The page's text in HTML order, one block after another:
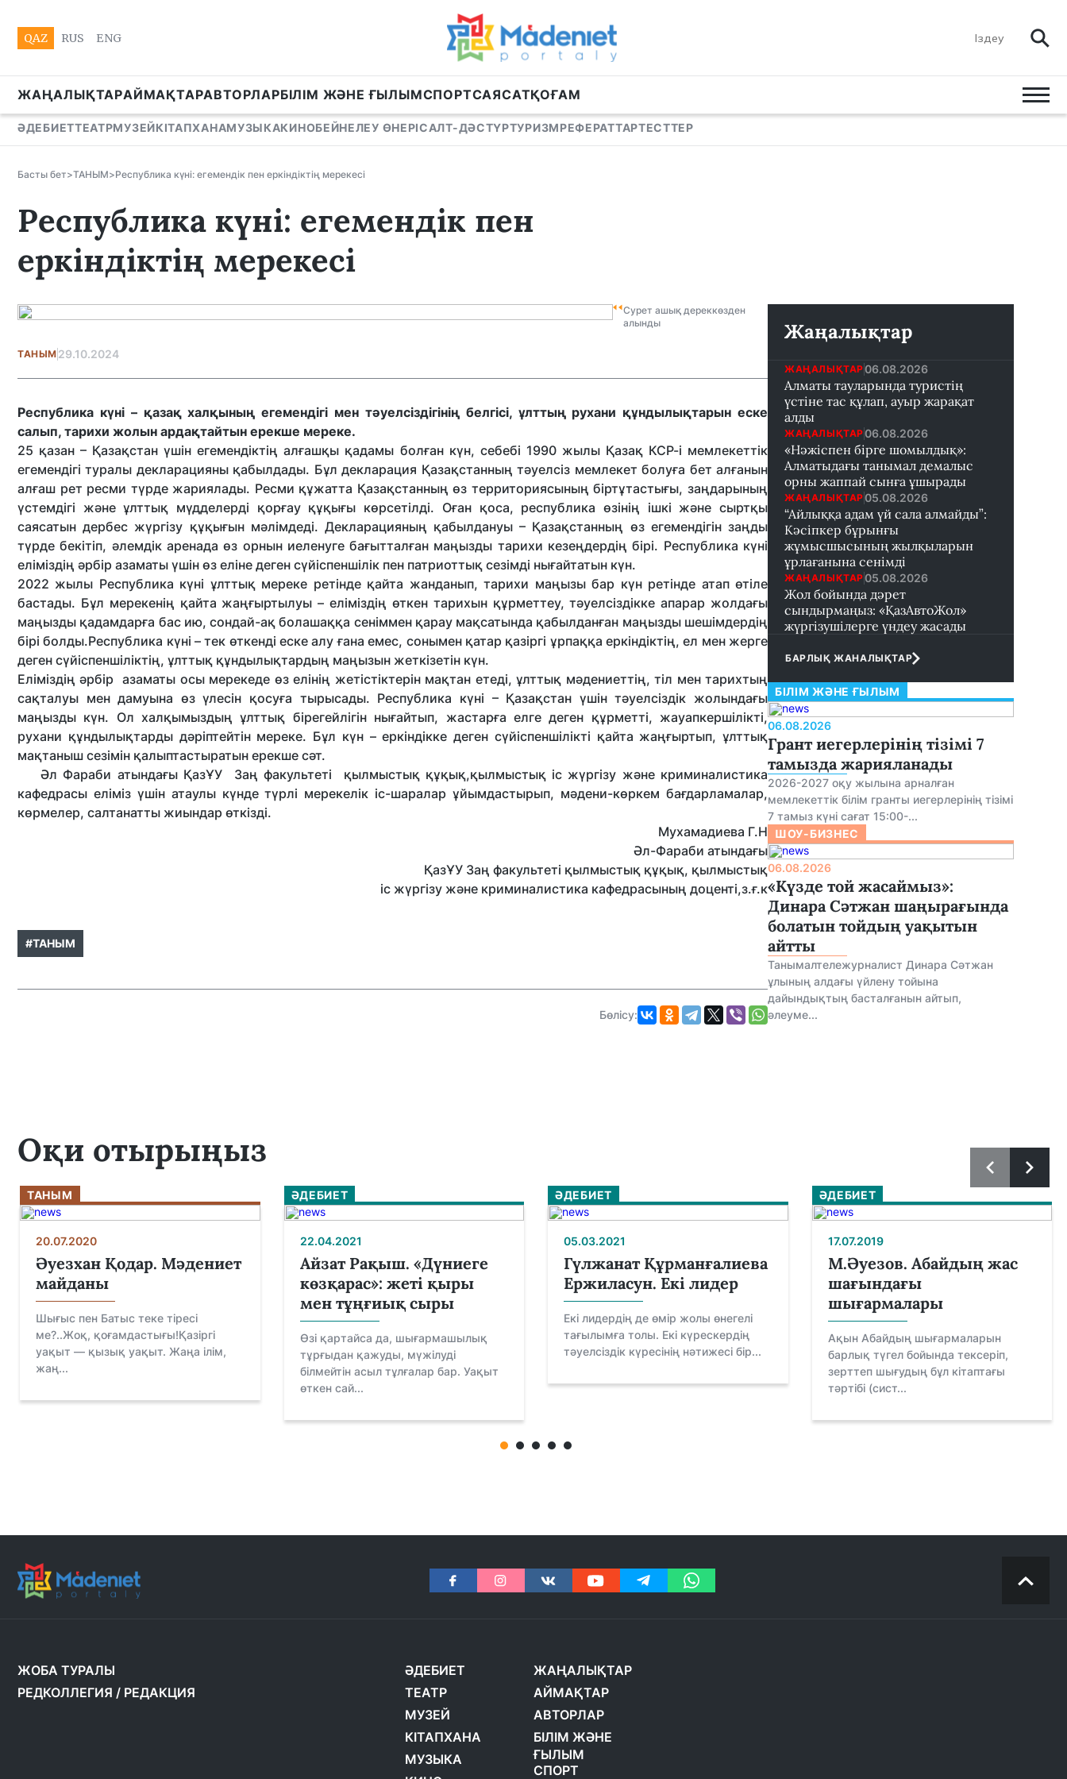
QAZ RUS ENG
ЖАҢАЛЫҚТАРАЙМАҚТАРАВТОРЛАРБІЛІМ ЖӘНЕ ҒЫЛЫМСПОРТСАЯСАТҚОҒАМ
ӘДЕБИЕТТЕАТРМУЗЕЙКІТАПХАНАМУЗЫКАКИНОБЕЙНЕЛЕУ ӨНЕРІСАЛТ-ДӘСТҮРТУРИЗМРЕФЕРАТТАРТЕСТТЕР
Басты бет>ТАНЫМ>Республика күні: егемендік пен еркіндіктің мерекесі
Республика күні: егемендік пен
еркіндіктің мерекесі
Сурет ашық дереккөзден
алынды
ТАНЫМ 29.10.2024
Республика күні – қазақ халқының егемендігі мен тәуелсіздігінің белгісі, ұлттың рухани құндылықтарын еске
салып, тарихи жолын ардақтайтын ерекше мереке.
25 қазан – Қазақстан үшін егемендіктің алғашқы қадамы болған күн, себебі 1990 жылы Қазақ КСР-і мемлекеттік
егемендігі туралы декларацияны қабылдады. Бұл декларация Қазақстанның тәуелсіз мемлекет болуға бет алғанын
алғаш рет ресми түрде жариялады. Ресми құжатта Қазақстанның өз территориясының біртұтастығы, заңдарының
үстемдігі және ұлттық мүдделерді қорғау құқығы көрсетілді. Оған қоса, республика өзінің ішкі және сыртқы
саясатын дербес жүргізу құқығын мәлімдеді. Декларацияның қабылдануы – Қазақстанның өз егемендігін заңды
түрде бекітіп, әлемдік аренада өз орнын иеленуге бағытталған маңызды тарихи кезеңдердің бірі. Республика күні
еліміздің әрбір азаматы үшін өз еліне деген сүйіспеншілік пен патриоттық сезімді нығайтатын күн.
2022 жылы Республика күні ұлттық мереке ретінде қайта жанданып, тарихи маңызы бар күн ретінде атап өтіле
бастады. Бұл мерекенің қайта жаңғыртылуы – еліміздің өткен тарихын құрметтеу, тәуелсіздікке апарар жолдағы
маңызды қадамдарға бас ию, сондай-ақ болашаққа сеніммен қарау мақсатында қабылданған маңызды шешімдердің
бірі болды.Республика күні – тек өткенді еске алу ғана емес, сонымен қатар қазіргі ұрпаққа еркіндіктің, ел мен жерге
деген сүйіспеншіліктің, ұлттық құндылықтардың маңызын жеткізетін күн.
Еліміздің әрбір азаматы осы мерекеде өз елінің жетістіктерін мақтан етеді, ұлттық мәдениеттің, тіл мен тарихтың
сақталуы мен дамуына өз үлесін қосуға тырысады. Республика күні – Қазақстан үшін тәуелсіздік жолындағы
маңызды күн. Ол халқымыздың ұлттық бірегейлігін нығайтып, жастарға елге деген құрметті, жауапкершілікті,
рухани құндылықтарды дәріптейтін мереке. Бұл күн – еркіндікке деген сүйіспеншілікті қайта жаңғыртып, ұлттық
мақтаныш сезімін қалыптастыратын ерекше сәт.
Әл Фараби атындағы ҚазҰУ Заң факультеті қылмыстық құқық,қылмыстық іс жүргізу және криминалистика
кафедрасы еліміз үшін атаулы күнде түрлі мерекелік іс-шаралар ұйымдастырып, мәдени-көркем бағдарламалар,
көрмелер, салтанатты жиындар өткізді.
Мухамадиева Г.Н
Әл-Фараби атындағы
ҚазҰУ Заң факультеті қылмыстық құқық, қылмыстық
іс жүргізу және криминалистика кафедрасының доценті,з.ғ.к
#ТАНЫМ
Бөлісу:
Жаңалықтар
ЖАҢАЛЫҚТАР 06.08.2026
Алматы тауларында туристің
үстіне тас құлап, ауыр жарақат
алды
ЖАҢАЛЫҚТАР 06.08.2026
«Нәжіспен бірге шомылдық»:
Алматыдағы танымал демалыс
орны жаппай сынға ұшырады
ЖАҢАЛЫҚТАР 05.08.2026
“Айлыққа адам үй сала алмайды”:
Кәсіпкер бұрынғы
жұмысшысының жылқыларын
ұрлағанына сенімді
ЖАҢАЛЫҚТАР 05.08.2026
Жол бойында дәрет
сындырмаңыз: «ҚазАвтоЖол»
жүргізушілерге үндеу жасады
БАРЛЫҚ ЖАНАЛЫҚТАР
БІЛІМ ЖӘНЕ ҒЫЛЫМ
06.08.2026
Грант иегерлерінің тізімі 7
тамызда жарияланады
2026-2027 оқу жылына арналған
мемлекеттік білім гранты иегерлерінің тізімі
7 тамыз күні сағат 15:00-...
ШОУ-БИЗНЕС
06.08.2026
«Күзде той жасаймыз»:
Динара Сәтжан шаңырағында
болатын тойдың уақытын
айтты
Танымалтележурналист Динара Сәтжан
ұлының алдағы үйлену тойына
дайындықтың басталғанын айтып,
әлеуме...
Оқи отырыңыз
ТАНЫМ
20.07.2020
Әуезхан Қодар. Мәдениет
майданы
Шығыс пен Батыс теке тіресі
ме?..Жоқ, қоғамдастығы!Қазіргі
уақыт — қызық уақыт. Жаңа ілім,
жаң...
ӘДЕБИЕТ
22.04.2021
Айзат Рақыш. «Дүниеге
көзқарас»: жеті қыры
мен тұңғиық сыры
Өзі қартайса да, шығармашылық
тұрғыдан қажуды, мүжілуді
білмейтін асыл тұлғалар бар. Уақыт
өткен сай...
ӘДЕБИЕТ
05.03.2021
Гүлжанат Құрманғалиева
Ержиласун. Екі лидер
Екі лидердің де өмір жолы өнегелі
тағылымға толы. Екі күрескердің
тәуелсіздік күресінің нәтижесі бір...
ӘДЕБИЕТ
17.07.2019
М.Әуезов. Абайдың жас
шағындағы
шығармалары
Ақын Абайдың шығармаларын
барлық түгел бойында тексеріп,
зерттеп шығудың бұл кітаптағы
тәртібі (сист...
ЖОБА ТУРАЛЫ
РЕДКОЛЛЕГИЯ / РЕДАКЦИЯ
ӘДЕБИЕТ
ТЕАТР
МУЗЕЙ
КІТАПХАНА
МУЗЫКА
ЖАҢАЛЫҚТАР
АЙМАҚТАР
АВТОРЛАР
БІЛІМ ЖӘНЕ
ҒЫЛЫМ
СПОРТ